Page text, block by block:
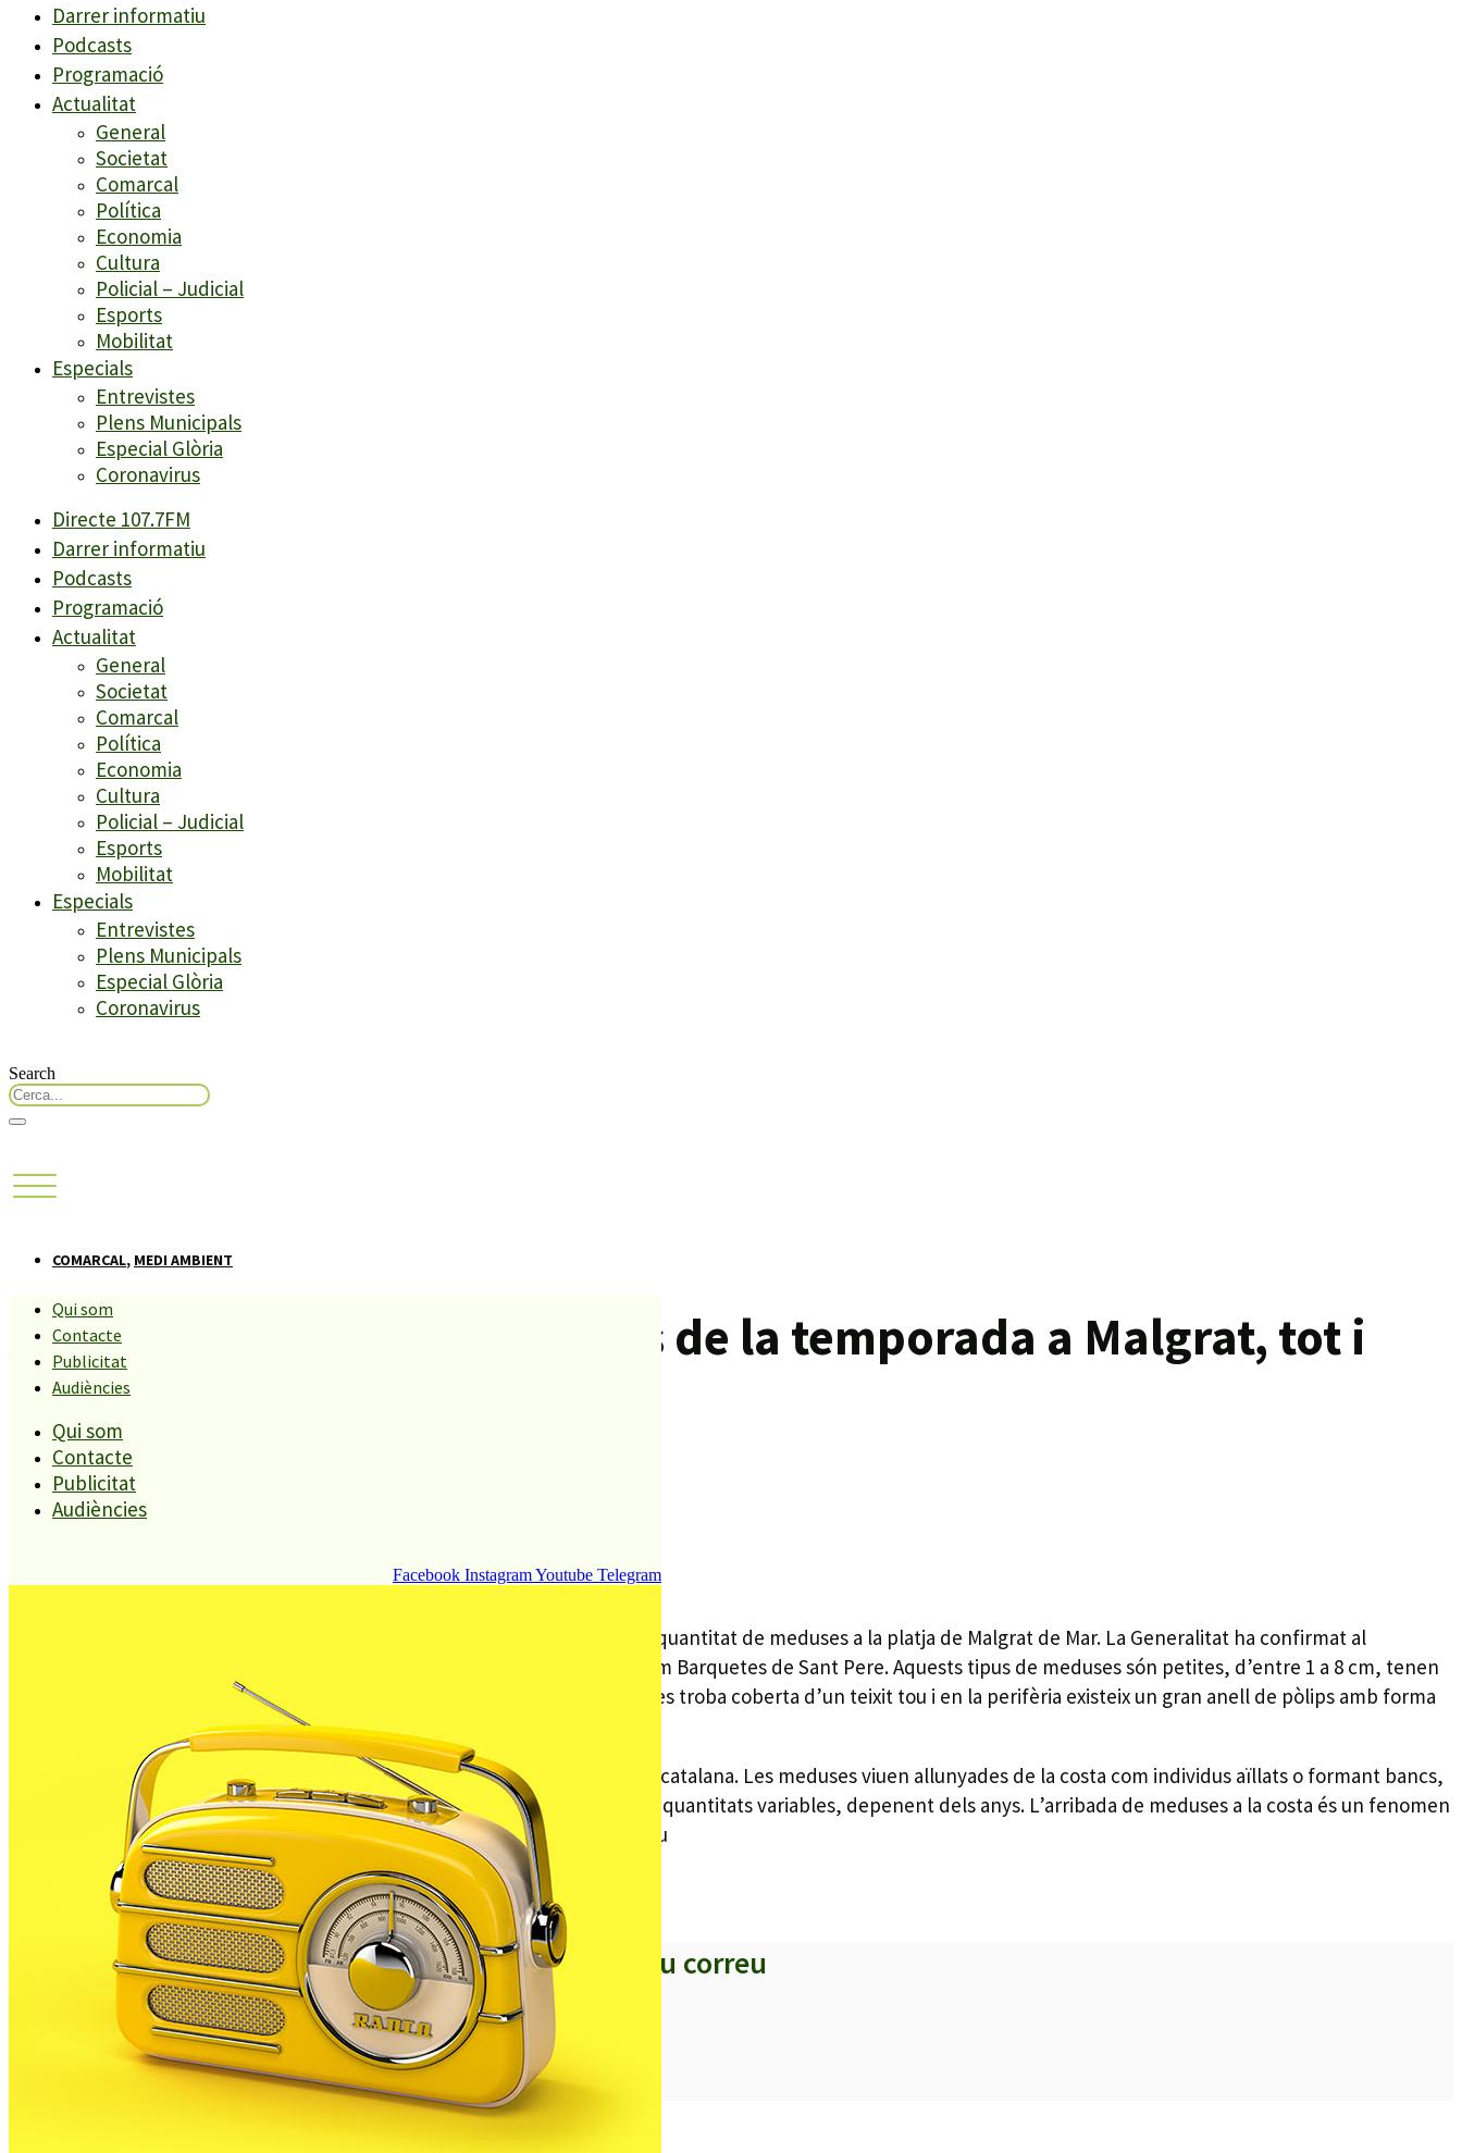
Darrer informatiu
Podcasts
Programació
Actualitat
General
Societat
Comarcal
Política
Economia
Cultura
Policial – Judicial
Esports
Mobilitat
Especials
Entrevistes
Plens Municipals
Especial Glòria
Coronavirus
Directe 107.7FM
Darrer informatiu
Podcasts
Programació
Actualitat
General
Societat
Comarcal
Política
Economia
Cultura
Policial – Judicial
Esports
Mobilitat
Especials
Entrevistes
Plens Municipals
Especial Glòria
Coronavirus
Search
Qui som
Contacte
Publicitat
Audiències
Qui som
Contacte
Publicitat
Audiències
Facebook InstagramYoutube Telegram
COMARCAL, MEDI AMBIENT
Arriben les primeres meduses de la temporada a Malgrat, tot i
que no són perilloses.
Compartiu aquesta història
L’Ajuntament ha confirmat que en els darrers dies han aparegut una gran quantitat de meduses a la platja de Malgrat de Mar. La Generalitat ha confirmat al
consistori que la medusa detectada a Malgrat és de l’espècie coneguda com Barquetes de Sant Pere. Aquests tipus de meduses són petites, d’entre 1 a 8 cm, tenen
forma de disc blau rodó o oval amb una petita vela. Quan està viva, la vela es troba coberta d’un teixit tou i en la perifèria existeix un gran anell de pòlips amb forma
Aquesta espècie de medusa no és perillosa i és bastant freqüent a la costa catalana. Les meduses viuen allunyades de la costa com individus aïllats o formant bancs,
però periòdicament s’aproximen transportades pels corrents a la costa en quantitats variables, depenent dels anys. L’arribada de meduses a la costa és un fenomen
natural que, principalment, té lloc durant la primavera i gran part de l’estiu
A partir d’ara no et perdis res. Rep els titulars al teu correu